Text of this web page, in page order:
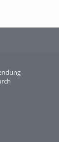
Sperber